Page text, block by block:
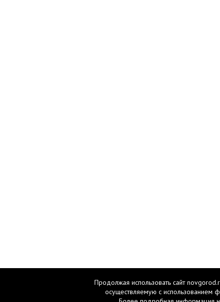
Продолжая использовать сайт
осуществляемую с использованием